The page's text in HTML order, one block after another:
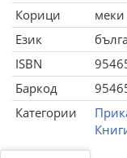
Корици
меки
Език
ISBN
Баркод
Категории